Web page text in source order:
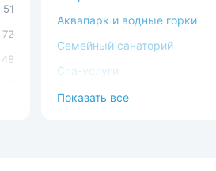
51
72
48
Аквапарк и водные горки
Семейный санаторий
Спа-услуги
В окружении леса
Показать все